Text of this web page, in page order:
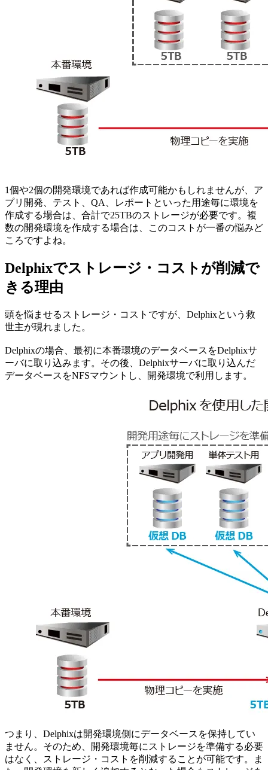
1個や2個の開発環境であれば作成可能かもしれませんが、ア
プリ開発、テスト、QA、レポートといった用途毎に環境を
作成する場合は、合計で25TBのストレージが必要です。複
数の開発環境を作成する場合は、このコストが一番の悩みど
ころですよね。
Delphixでストレージ・コストが削減で
きる理由
頭を悩ませるストレージ・コストですが、Delphixという救
世主が現れました。
Delphixの場合、最初に本番環境のデータベースをDelphixサ
ーバに取り込みます。その後、Delphixサーバに取り込んだ
データベースをNFSマウントし、開発環境で利用します。
つまり、Delphixは開発環境側にデータベースを保持してい
ません。そのため、開発環境毎にストレージを準備する必要
はなく、ストレージ・コストを削減することが可能です。ま